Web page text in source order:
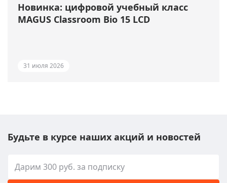
Новинка: цифровой учебный класс
MAGUS Classroom Bio 15 LCD
31 июля 2026
Будьте в курсе наших акций и новостей